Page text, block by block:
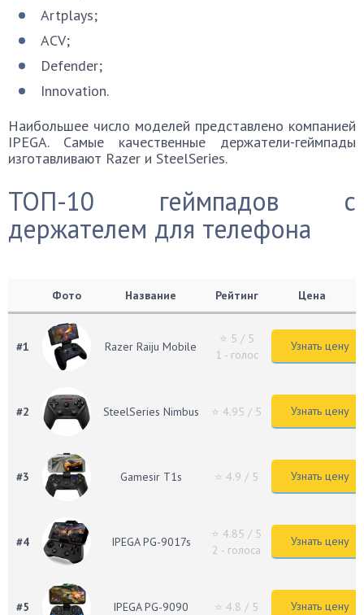
Artplays;
ACV;
Defender;
Innovation.
Наибольшее число моделей представлено компанией
IPEGA. Самые качественные держатели-геймпады
изготавливают Razer и SteelSeries.
ТОП-10 геймпадов с
держателем для телефона
Фото Название Рейтинг Цена
#1 Razer Raiju Mobile
⭐ 5 / 5
1 - голос
Узнать цену
#2 SteelSeries Nimbus ⭐ 4.95 / 5 Узнать цену
#3 Gamesir T1s ⭐ 4.9 / 5 Узнать цену
#4 IPEGA PG-9017s
⭐ 4.85 / 5
2 - голоса
Узнать цену
#5 IPEGA PG-9090 ⭐ 4.8 / 5 Узнать цену